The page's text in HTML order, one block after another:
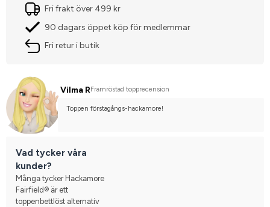
Fri frakt över 499 kr
90 dagars öppet köp för medlemmar
Fri retur i butik
Vilma RFramröstad topprecension
Toppen förstagångs-hackamore!
Vad tycker våra
kunder?
Många tycker Hackamore
Fairfield® är ett
toppenbettlöst alternativ